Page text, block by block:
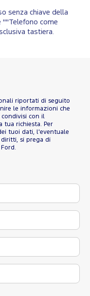
senza chiave della
""Telefono come
tastiera.
riportati di seguito
le informazioni che
con il
tua richiesta. Per
tuoi dati, l'eventuale
si prega di